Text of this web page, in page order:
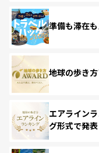
準備も滞在
地球の歩き
エアライン
グ形式で発表